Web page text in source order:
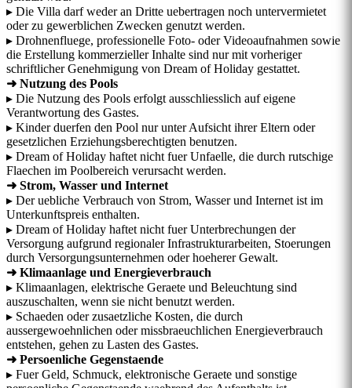
▸ Die Villa darf weder an Dritte uebertragen noch untervermietet
oder zu gewerblichen Zwecken genutzt werden.
▸ Drohnenfluege, professionelle Foto- oder Videoaufnahmen sowie
die Erstellung kommerzieller Inhalte sind nur mit vorheriger
schriftlicher Genehmigung von Dream of Holiday gestattet.
➜ Nutzung des Pools
▸ Die Nutzung des Pools erfolgt ausschliesslich auf eigene
Verantwortung des Gastes.
▸ Kinder duerfen den Pool nur unter Aufsicht ihrer Eltern oder
gesetzlichen Erziehungsberechtigten benutzen.
▸ Dream of Holiday haftet nicht fuer Unfaelle, die durch rutschige
Flaechen im Poolbereich verursacht werden.
➜ Strom, Wasser und Internet
▸ Der uebliche Verbrauch von Strom, Wasser und Internet ist im
Unterkunftspreis enthalten.
▸ Dream of Holiday haftet nicht fuer Unterbrechungen der
Versorgung aufgrund regionaler Infrastrukturarbeiten, Stoerungen
durch Versorgungsunternehmen oder hoeherer Gewalt.
➜ Klimaanlage und Energieverbrauch
▸ Klimaanlagen, elektrische Geraete und Beleuchtung sind
auszuschalten, wenn sie nicht benutzt werden.
▸ Schaeden oder zusaetzliche Kosten, die durch
aussergewoehnlichen oder missbraeuchlichen Energieverbrauch
entstehen, gehen zu Lasten des Gastes.
➜ Persoenliche Gegenstaende
▸ Fuer Geld, Schmuck, elektronische Geraete und sonstige